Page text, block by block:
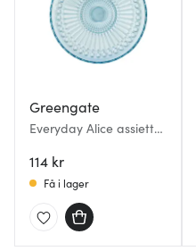
Greengate
Everyday Alice assiett
114 kr
Få i lager